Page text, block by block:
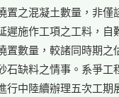
置之混凝土數量，非僅
遲施作工項之工料，自
置數量，較諸同時期之
石缺料之情事。系爭工
行中陸續辦理五次工期